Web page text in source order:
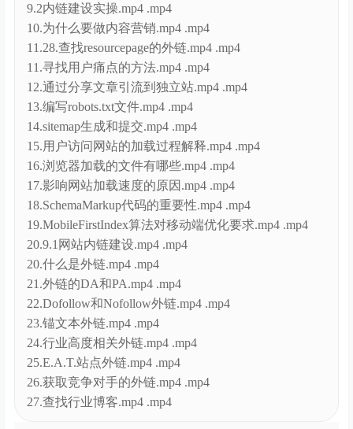
9.2内链建设实操.mp4 .mp4
10.为什么要做内容营销.mp4 .mp4
11.28.查找resourcepage的外链.mp4 .mp4
11.寻找用户痛点的方法.mp4 .mp4
12.通过分享文章引流到独立站.mp4 .mp4
13.编写robots.txt文件.mp4 .mp4
14.sitemap生成和提交.mp4 .mp4
15.用户访问网站的加载过程解释.mp4 .mp4
16.浏览器加载的文件有哪些.mp4 .mp4
17.影响网站加载速度的原因.mp4 .mp4
18.SchemaMarkup代码的重要性.mp4 .mp4
19.MobileFirstIndex算法对移动端优化要求.mp4 .mp4
20.9.1网站内链建设.mp4 .mp4
20.什么是外链.mp4 .mp4
21.外链的DA和PA.mp4 .mp4
22.Dofollow和Nofollow外链.mp4 .mp4
23.锚文本外链.mp4 .mp4
24.行业高度相关外链.mp4 .mp4
25.E.A.T.站点外链.mp4 .mp4
26.获取竞争对手的外链.mp4 .mp4
27.查找行业博客.mp4 .mp4